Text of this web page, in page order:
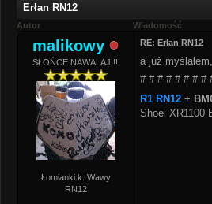
Erłan RN12
Autor Wiadomość
malikowy
SŁOŃCE NAWALAJ !!!
Łomianki k. Wawy
RN12
RE: Erłan RN12
a już
# # # # # # # #
R1 RN12 +
Shoei XR1100